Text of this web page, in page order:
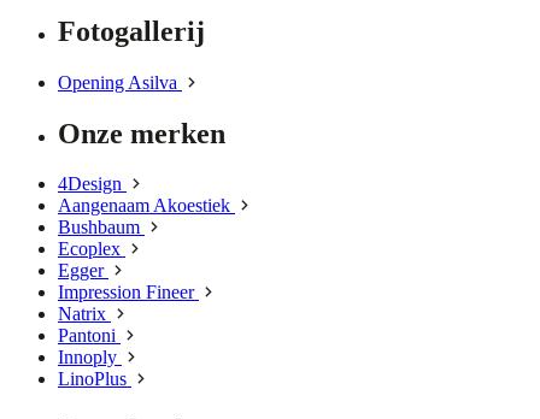
Fotogallerij
Opening Asilva
Onze merken
4Design
Aangenaam Akoestiek
Bushbaum
Ecoplex
Egger
Impression Fineer
Natrix
Pantoni
Innoply
LinoPlus